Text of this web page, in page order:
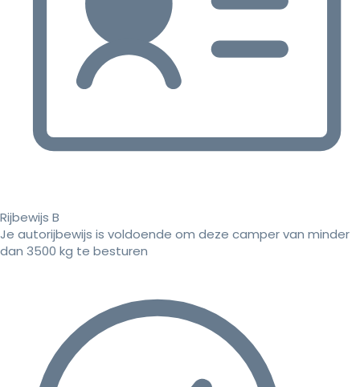
Rijbewijs B
Je autorijbewijs is voldoende om deze camper van minder
dan 3500 kg te besturen